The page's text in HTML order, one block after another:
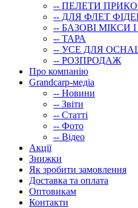
-- ПЕЛЕТИ
-- ДЛЯ ФЛЕТ
-- БАЗОВІ МІКСИ
-- ТАРА
-- УСЕ ДЛЯ
-- РОЗПРОДАЖ
Про компанію
Grandcarp-медіа
-- Новини
-- Звіти
-- Статті
-- Фото
-- Відео
Акції
Знижки
Як зробити замовлення
Доставка та оплата
Оптовикам
Контакти